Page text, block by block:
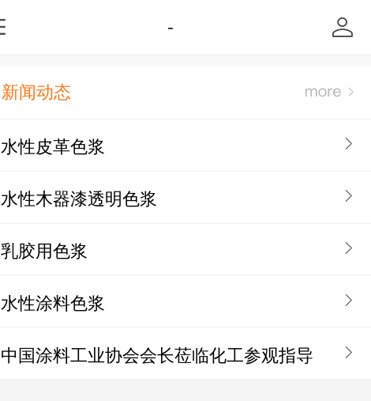
-
新闻动态
水性皮革色浆
水性木器漆透明色浆
乳胶用色浆
水性涂料色浆
中国涂料工业协会会长莅临化工参观指导